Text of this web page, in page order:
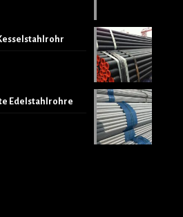
Edelstahlrohre